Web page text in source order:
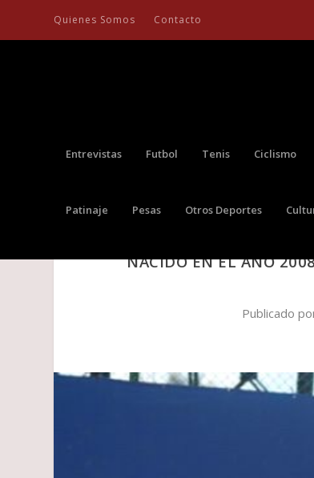
Quienes Somos Contacto
Entrevistas Futbol Tenis Ciclismo
Patinaje Pesas Otros Deportes
NACIDO EN EL AÑO
Publicado